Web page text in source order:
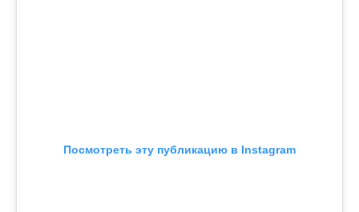
Посмотреть эту публикацию в Instagram